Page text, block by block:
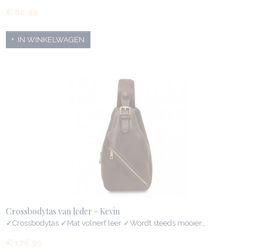
€ 80,99
IN WINKELWAGEN
Crossbodytas van leder - Kevin
✓Crossbodytas ✓Mat volnerf leer ✓Wordt steeds mooier…
€ 176,99